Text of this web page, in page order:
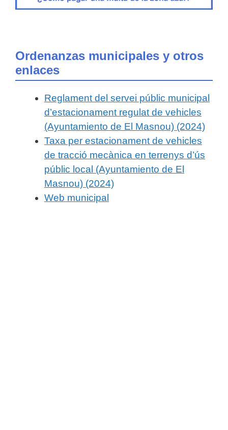
Ordenanzas municipales y otros
enlaces
Reglament del servei públic municipal
d’estacionament regulat de vehicles
(Ayuntamiento de El Masnou) (2024)
Taxa per estacionament de vehicles
de tracció mecànica en terrenys d’ús
públic local (Ayuntamiento de El
Masnou) (2024)
Web municipal